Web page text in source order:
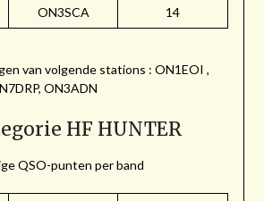
ON3SCA 14
van volgende stations : ON1EOI ,
ON3ADN
HF HUNTER
QSO-punten per band